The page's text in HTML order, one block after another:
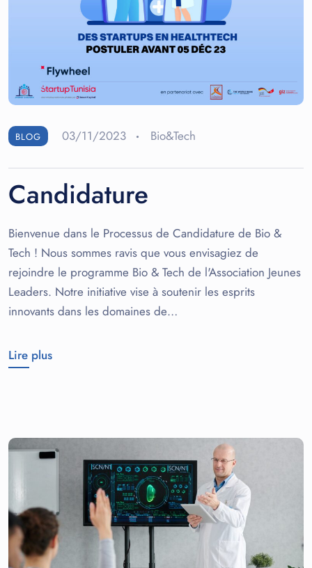
BLOG 03/11/2023 Bio&Tech
Candidature
Bienvenue dans le Processus de Candidature de Bio &
Tech ! Nous sommes ravis que vous envisagiez de
rejoindre le programme Bio & Tech de l'Association Jeunes
Leaders. Notre initiative vise à soutenir les esprits
innovants dans les domaines de…
Lire plus